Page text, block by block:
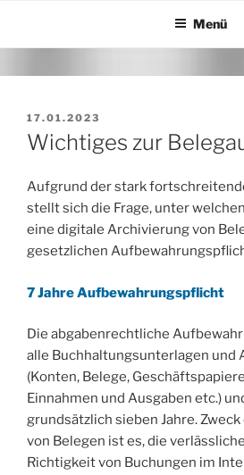
springen
Menü
VERÖFFENTLICHT
AM
17.01.2023
Wichtiges zur
Aufgrund der stark
stellt sich die Frage, unter
eine digitale Archivierung von
gesetzlichen
7 Jahre Aufbewahrungspflicht
Die abgabenrechtliche
alle Buchhaltungsunterlagen und
(Konten, Belege,
Einnahmen und Ausgaben etc.)
grundsätzlich sieben Jahre.
von Belegen ist es, die
Richtigkeit von Buchungen im